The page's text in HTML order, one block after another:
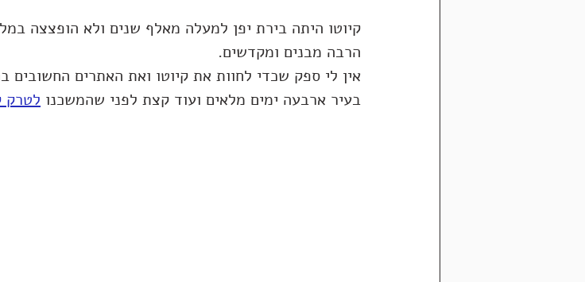
קיוטו היתה בירת יפן למעלה מאלף שנים ולא הופצצה
הרבה מבנים ומקדשים.
אין לי ספק שכדי לחוות את קיוטו ואת האתרים החשובים
בעיר ארבעה ימים מלאים ועוד קצת לפני שהמשכנו לטרק